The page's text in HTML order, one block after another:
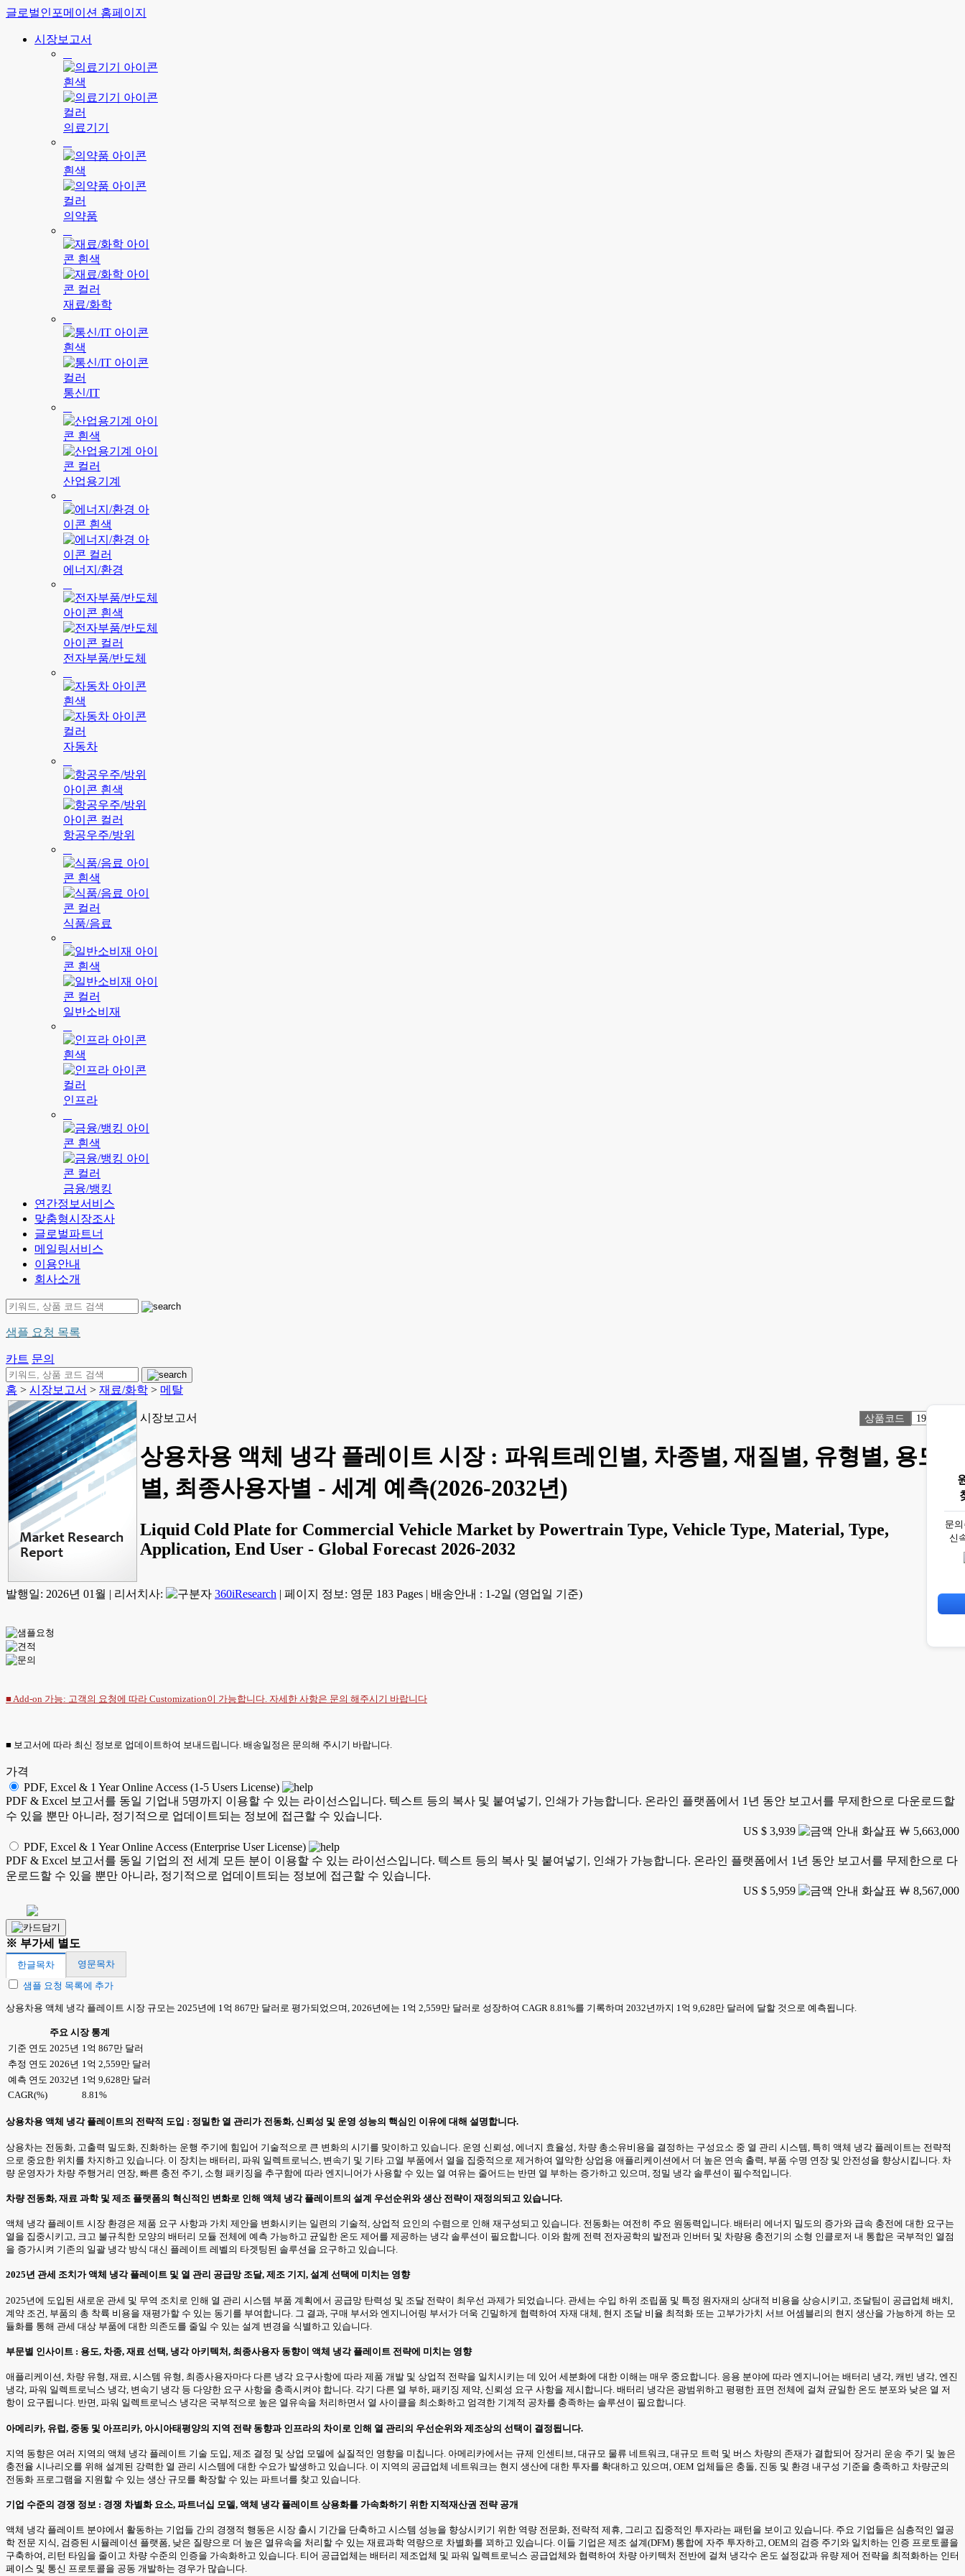
글로벌인포메이션 홈페이지
시장보고서
의료기기
의약품
재료/화학
통신/IT
산업용기계
에너지/환경
전자부품/반도체
자동차
항공우주/방위
식품/음료
일반소비재
인프라
금융/뱅킹
연간정보서비스
맞춤형시장조사
글로벌파트너
메일링서비스
이용안내
회사소개
샘플 요청 목록
카트 문의
홈 > 시장보고서 > 재료/화학 > 메탈
시장보고서 상품코드 1918691
상용차용 액체 냉각 플레이트 시장 : 파워트레인별, 차종별, 재질별, 유형별, 용도
별, 최종사용자별 - 세계 예측(2026-2032년)
Liquid Cold Plate for Commercial Vehicle Market by Powertrain Type, Vehicle Type, Material, Type,
Application, End User - Global Forecast 2026-2032
발행일: 2026년 01월 | 리서치사: 360iResearch | 페이지 정보: 영문 183 Pages | 배송안내 : 1-2일 (영업일 기준)
■ Add-on 가능: 고객의 요청에 따라 Customization이 가능합니다. 자세한 사항은 문의 해주시기 바랍니다
■ 보고서에 따라 최신 정보로 업데이트하여 보내드립니다. 배송일정은 문의해 주시기 바랍니다.
가격
PDF, Excel & 1 Year Online Access (1-5 Users License)
PDF & Excel 보고서를 동일 기업내 5명까지 이용할 수 있는 라이선스입니다. 텍스트 등의 복사 및 붙여넣기, 인쇄가 가능합니다. 온라인 플랫폼에서 1년 동안 보고서를 무제한으로 다운로드할
수 있을 뿐만 아니라, 정기적으로 업데이트되는 정보에 접근할 수 있습니다.
US $ 3,939
￦ 5,663,000
PDF, Excel & 1 Year Online Access (Enterprise User License)
PDF & Excel 보고서를 동일 기업의 전 세계 모든 분이 이용할 수 있는 라이선스입니다. 텍스트 등의 복사 및 붙여넣기, 인쇄가 가능합니다. 온라인 플랫폼에서 1년 동안 보고서를 무제한으로 다
운로드할 수 있을 뿐만 아니라, 정기적으로 업데이트되는 정보에 접근할 수 있습니다.
US $ 5,959
￦ 8,567,000
※ 부가세 별도
한글목차
영문목차
샘플 요청 목록에 추가
상용차용 액체 냉각 플레이트 시장 규모는 2025년에 1억 867만 달러로 평가되었으며, 2026년에는 1억 2,559만 달러로 성장하여 CAGR 8.81%를 기록하며 2032년까지 1억 9,628만 달러에 달할 것으로 예측됩니다.
주요 시장 통계
기준 연도 2025년 1억 867만 달러
추정 연도 2026년 1억 2,559만 달러
예측 연도 2032년 1억 9,628만 달러
CAGR(%)
8.81%
상용차용 액체 냉각 플레이트의 전략적 도입 : 정밀한 열 관리가 전동화, 신뢰성 및 운영 성능의 핵심인 이유에 대해 설명합니다.
상용차는 전동화, 고출력 밀도화, 진화하는 운행 주기에 힘입어 기술적으로 큰 변화의 시기를 맞이하고 있습니다. 운영 신뢰성, 에너지 효율성, 차량 총소유비용을 결정하는 구성요소 중 열 관리 시스템, 특히 액체 냉각 플레이트는 전략적
으로 중요한 위치를 차지하고 있습니다. 이 장치는 배터리, 파워 일렉트로닉스, 변속기 및 기타 고열 부품에서 열을 집중적으로 제거하여 열악한 상업용 애플리케이션에서 더 높은 연속 출력, 부품 수명 연장 및 안전성을 향상시킵니다. 차
량 운영자가 차량 주행거리 연장, 빠른 충전 주기, 소형 패키징을 추구함에 따라 엔지니어가 사용할 수 있는 열 여유는 줄어드는 반면 열 부하는 증가하고 있으며, 정밀 냉각 솔루션이 필수적입니다.
차량 전동화, 재료 과학 및 제조 플랫폼의 혁신적인 변화로 인해 액체 냉각 플레이트의 설계 우선순위와 생산 전략이 재정의되고 있습니다.
액체 냉각 플레이트 시장 환경은 제품 요구 사항과 가치 제안을 변화시키는 일련의 기술적, 상업적 요인의 수렴으로 인해 재구성되고 있습니다. 전동화는 여전히 주요 원동력입니다. 배터리 에너지 밀도의 증가와 급속 충전에 대한 요구는
열을 집중시키고, 크고 불규칙한 모양의 배터리 모듈 전체에 예측 가능하고 균일한 온도 제어를 제공하는 냉각 솔루션이 필요합니다. 이와 함께 전력 전자공학의 발전과 인버터 및 차량용 충전기의 소형 인클로저 내 통합은 국부적인 열점
을 증가시켜 기존의 일괄 냉각 방식 대신 플레이트 레벨의 타겟팅된 솔루션을 요구하고 있습니다.
2025년 관세 조치가 액체 냉각 플레이트 및 열 관리 공급망 조달, 제조 기지, 설계 선택에 미치는 영향
2025년에 도입된 새로운 관세 및 무역 조치로 인해 열 관리 시스템 부품 계획에서 공급망 탄력성 및 조달 전략이 최우선 과제가 되었습니다. 관세는 수입 하위 조립품 및 특정 원자재의 상대적 비용을 상승시키고, 조달팀이 공급업체 배치,
계약 조건, 부품의 총 착륙 비용을 재평가할 수 있는 동기를 부여합니다. 그 결과, 구매 부서와 엔지니어링 부서가 더욱 긴밀하게 협력하여 자재 대체, 현지 조달 비율 최적화 또는 고부가가치 서브 어셈블리의 현지 생산을 가능하게 하는 모
듈화를 통해 관세 대상 부품에 대한 의존도를 줄일 수 있는 설계 변경을 식별하고 있습니다.
부문별 인사이트 : 용도, 차종, 재료 선택, 냉각 아키텍처, 최종사용자 동향이 액체 냉각 플레이트 전략에 미치는 영향
애플리케이션, 차량 유형, 재료, 시스템 유형, 최종사용자마다 다른 냉각 요구사항에 따라 제품 개발 및 상업적 전략을 일치시키는 데 있어 세분화에 대한 이해는 매우 중요합니다. 응용 분야에 따라 엔지니어는 배터리 냉각, 캐빈 냉각, 엔진
냉각, 파워 일렉트로닉스 냉각, 변속기 냉각 등 다양한 요구 사항을 충족시켜야 합니다. 각기 다른 열 부하, 패키징 제약, 신뢰성 요구 사항을 제시합니다. 배터리 냉각은 광범위하고 평평한 표면 전체에 걸쳐 균일한 온도 분포와 낮은 열 저
항이 요구됩니다. 반면, 파워 일렉트로닉스 냉각은 국부적으로 높은 열유속을 처리하면서 열 사이클을 최소화하고 엄격한 기계적 공차를 충족하는 솔루션이 필요합니다.
아메리카, 유럽, 중동 및 아프리카, 아시아태평양의 지역 전략 동향과 인프라의 차이로 인해 열 관리의 우선순위와 제조상의 선택이 결정됩니다.
지역 동향은 여러 지역의 액체 냉각 플레이트 기술 도입, 제조 결정 및 상업 모델에 실질적인 영향을 미칩니다. 아메리카에서는 규제 인센티브, 대규모 물류 네트워크, 대규모 트럭 및 버스 차량의 존재가 결합되어 장거리 운송 주기 및 높은
충전율 시나리오를 위해 설계된 강력한 열 관리 시스템에 대한 수요가 발생하고 있습니다. 이 지역의 공급업체 네트워크는 현지 생산에 대한 투자를 확대하고 있으며, OEM 업체들은 충돌, 진동 및 환경 내구성 기준을 충족하고 차량군의
전동화 프로그램을 지원할 수 있는 생산 규모를 확장할 수 있는 파트너를 찾고 있습니다.
기업 수준의 경쟁 정보 : 경쟁 차별화 요소, 파트너십 모델, 액체 냉각 플레이트 상용화를 가속화하기 위한 지적재산권 전략 공개
액체 냉각 플레이트 분야에서 활동하는 기업들 간의 경쟁적 행동은 시장 출시 기간을 단축하고 시스템 성능을 향상시키기 위한 역량 전문화, 전략적 제휴, 그리고 집중적인 투자라는 패턴을 보이고 있습니다. 주요 기업들은 심층적인 열공
학 전문 지식, 검증된 시뮬레이션 플랫폼, 낮은 질량으로 더 높은 열유속을 처리할 수 있는 재료과학 역량으로 차별화를 꾀하고 있습니다. 이들 기업은 제조 설계(DFM) 통합에 자주 투자하고, OEM의 검증 주기와 일치하는 인증 프로토콜을
구축하여, 리턴 타임을 줄이고 차량 수준의 인증을 가속화하고 있습니다. 티어 공급업체는 배터리 제조업체 및 파워 일렉트로닉스 공급업체와 협력하여 차량 아키텍처 전반에 걸쳐 냉각수 온도 설정값과 유량 제어 전략을 최적화하는 인터
페이스 및 통신 프로토콜을 공동 개발하는 경우가 많습니다.
문
신